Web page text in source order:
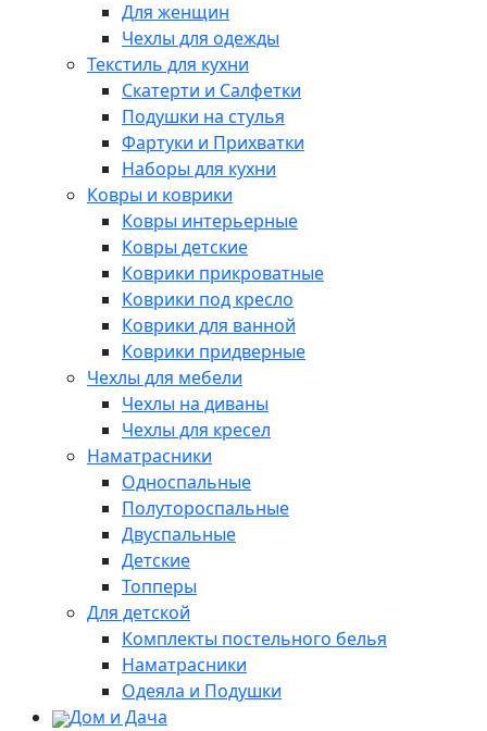
Для женщин
Чехлы для одежды
Текстиль для кухни
Скатерти и Салфетки
Подушки на стулья
Фартуки и Прихватки
Наборы для кухни
Ковры и коврики
Ковры интерьерные
Ковры детские
Коврики прикроватные
Коврики под кресло
Коврики для ванной
Коврики придверные
Чехлы для мебели
Чехлы на диваны
Чехлы для кресел
Наматрасники
Односпальные
Полутороспальные
Двуспальные
Детские
Топперы
Для детской
Комплекты постельного белья
Наматрасники
Одеяла и Подушки
Дом и Дача